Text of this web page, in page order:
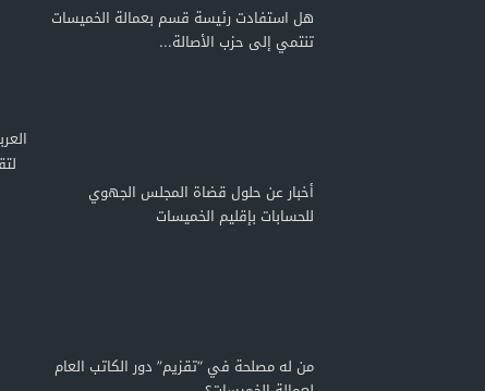
هل استفادت رئيسة قسم بعمالة الخميسات
تنتمي إلى حزب الأصالة...
أخبار عن حلول قضاة المجلس الجهوي
للحسابات بإقليم الخميسات
من له مصلحة في “تقزيم” دور الكاتب العام